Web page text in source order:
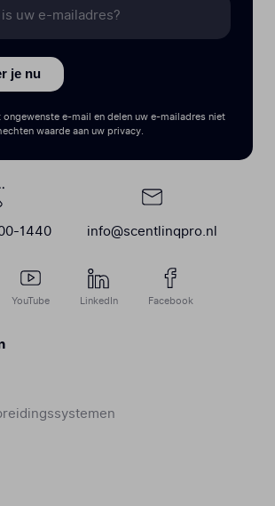
je nu
ongewenste e-mail en delen uw e-mailadres niet
waarde aan uw privacy.
1440 info@scentlinqpro.nl
YouTube LinkedIn Facebook